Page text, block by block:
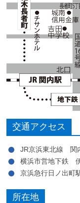
交通アクセス
JR京浜東北線 関
横浜市営地下鉄
京浜急行日ノ出
所在地